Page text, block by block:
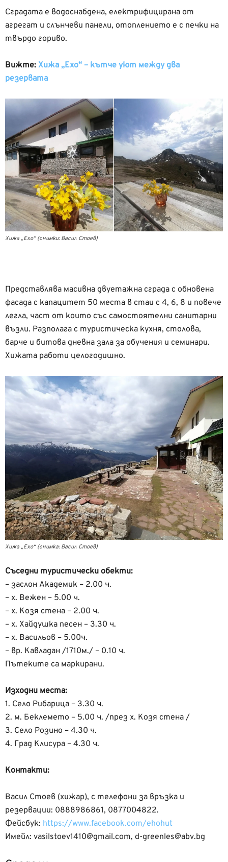
Сградата е водоснабдена, електрифицирана от
агрегат и слънчеви панели, отоплението е с печки на
твърдо гориво.
Вижте: Хижа „Ехо“ – кътче уют между два
резервата
Хижа „Ехо“ (снимки: Васил Стоев)
Представлява масивна двуетажна сграда с обновена
фасада с капацитет 50 места в стаи с 4, 6, 8 и повече
легла, част от които със самостоятелни санитарни
възли. Разполага с туристическа кухня, столова,
барче и битова дневна зала за обучения и семинари.
Хижата работи целогодишно.
Хижа „Ехо“ (снимка: Васил Стоев)
Съседни туристически обекти:
– заслон Академик – 2.00 ч.
– х. Вежен – 5.00 ч.
– х. Козя стена – 2.00 ч.
– х. Хайдушка песен – 3.30 ч.
– х. Васильов – 5.00ч.
– вр. Кавладан /1710м./ – 0.10 ч.
Пътеките са маркирани.
Изходни места:
1. Село Рибарица – 3.30 ч.
2. м. Беклемето – 5.00 ч. /през х. Козя стена /
3. Село Розино – 4.30 ч.
4. Град Клисура – 4.30 ч.
Контакти:
Васил Стоев (хижар), с телефони за връзка и
резервации: 0888986861, 0877004822.
Фейсбук: https://www.facebook.com/ehohut
Имейл: vasilstoev1410@gmail.com, d-greenles@abv.bg